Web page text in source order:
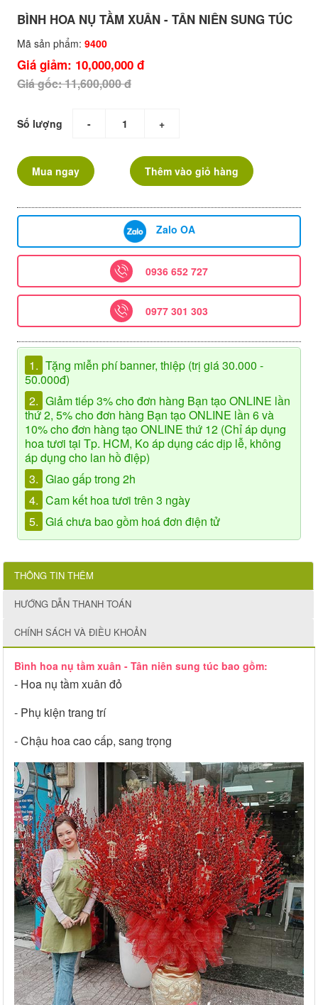
BÌNH HOA NỤ TẦM XUÂN - TÂN NIÊN SUNG TÚC
Mã sản phẩm: 9400
Giá giảm: 10,000,000 đ
Giá gốc: 11,600,000 đ
Số lượng - +
Mua ngay Thêm vào giỏ hàng
Zalo OA
0936 652 727
0977 301 303
1. Tặng miễn phí banner, thiệp (trị giá 30.000 -
50.000đ)
2. Giảm tiếp 3% cho đơn hàng Bạn tạo ONLINE lần
thứ 2, 5% cho đơn hàng Bạn tạo ONLINE lần 6 và
10% cho đơn hàng tạo ONLINE thứ 12 (Chỉ áp dụng
hoa tươi tại Tp. HCM, Ko áp dụng các dịp lễ, không
áp dụng cho lan hồ điệp)
3. Giao gấp trong 2h
4. Cam kết hoa tươi trên 3 ngày
5. Giá chưa bao gồm hoá đơn điện tử
THÔNG TIN THÊM
HƯỚNG DẪN THANH TOÁN
CHÍNH SÁCH VÀ ĐIỀU KHOẢN
Bình hoa nụ tầm xuân - Tân niên sung túc bao gồm:
- Hoa nụ tầm xuân đỏ
- Phụ kiện trang trí
- Chậu hoa cao cấp, sang trọng